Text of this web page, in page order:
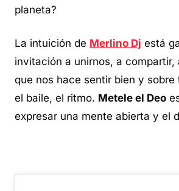
planeta?
La intuición de Merlino Dj está
invitación a unirnos, a
que nos hace sentir bien y
el baile, el ritmo. Metele el Deo
expresar una mente abierta y el